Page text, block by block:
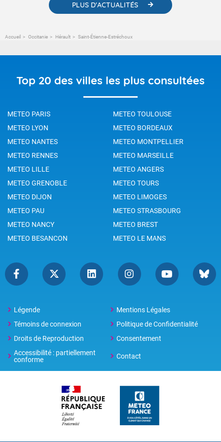
PLUS D'ACTUALITÉS
Accueil Occitanie Hérault Saint-Étienne-Estréchoux
Top 20 des villes les plus consultées
METEO PARIS
METEO TOULOUSE
METEO LYON
METEO BORDEAUX
METEO NANTES
METEO MONTPELLIER
METEO RENNES
METEO MARSEILLE
METEO LILLE
METEO ANGERS
METEO GRENOBLE
METEO TOURS
METEO DIJON
METEO LIMOGES
METEO PAU
METEO STRASBOURG
METEO NANCY
METEO BREST
METEO BESANCON
METEO LE MANS
Légende
Mentions Légales
Témoins de connexion
Politique de Confidentialité
Droits de Reproduction
Consentement
Accessibilité : partiellement
conforme
Contact